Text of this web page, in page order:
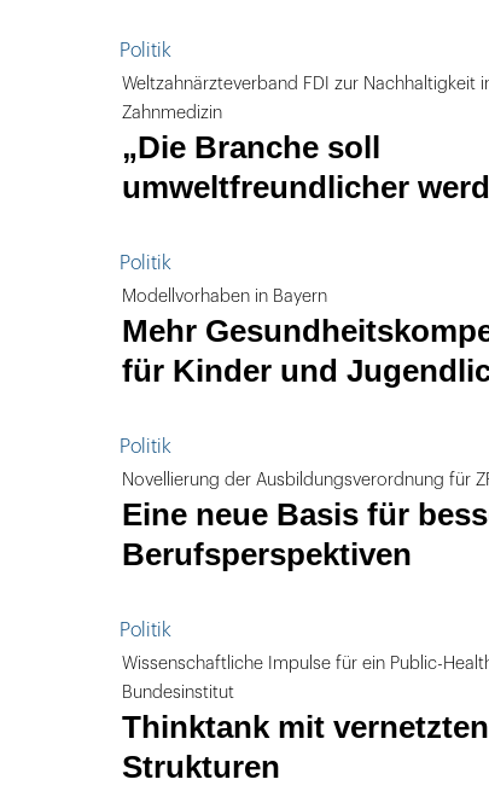
Politik
Weltzahnärzteverband FDI zur Nachhaltigkeit
Zahnmedizin
„Die Branche soll
umweltfreundlicher
Politik
Modellvorhaben in Bayern
Mehr
für Kinder und
Politik
Novellierung der Ausbildungsverordnung für
Eine neue Basis für
Berufsperspektiven
Politik
Wissenschaftliche Impulse für ein Public-
Bundesinstitut
Thinktank mit vernetzten
Strukturen